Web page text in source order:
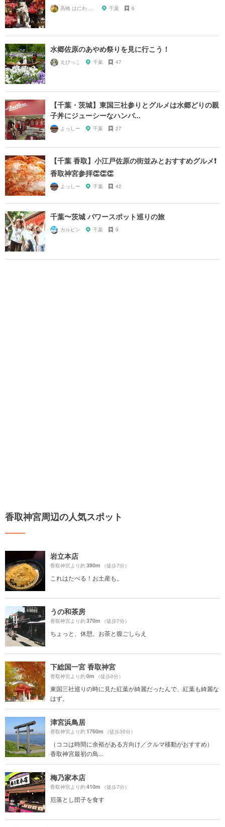
高橋 はにわ ブラックパンサー 千葉 6
水郷佐原のあやめ祭りを見に行こう！
えびっこ 千葉 47
【千葉・茨城】東国三社参りとグルメは水郷どりの親
子丼にジューシーなハンバ...
よっしー 千葉 27
【千葉 香取】小江戸佐原の街並みとおすすめグルメ❗️
香取神宮参拝👏👏👏
よっしー 千葉 42
千葉〜茨城 パワースポット巡りの旅
カルピン 千葉 9
香取神宮周辺の人気スポット
岩立本店
香取神宮より約390m （徒歩7分）
これはたべる！お土産も。
うの和茶房
香取神宮より約370m （徒歩7分）
ちょっと、休憩。お茶と腹ごしらえ
下総国一宮 香取神宮
香取神宮より約0m （徒歩0分）
東国三社巡りの時に見た紅葉が綺麗だったんで、紅葉も綺麗な
はず。
津宮浜鳥居
香取神宮より約1760m （徒歩30分）
（ココは時間に余裕がある方向け／クルマ移動がおすすめ）
香取神宮最初の鳥...
梅乃家本店
香取神宮より約410m （徒歩7分）
厄落とし団子を食す